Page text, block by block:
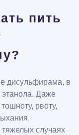
пить
дисульфирама, в
этанола. Даже
рвоту,
случаях